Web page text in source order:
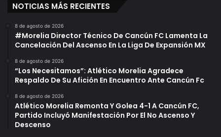
NOTICIAS MÁS RECIENTES
8 de agosto de 2026
#Morelia Director Técnico De Cancún FC Lamenta La
Cancelación Del Ascenso En La Liga De Expansión MX
8 de agosto de 2026
“Los Necesitamos”: Atlético Morelia Agradece
Respaldo De Su Afición En Encuentro Ante Cancún Fc
8 de agosto de 2026
Atlético Morelia Remonta Y Golea 4-1 A Cancún FC,
Partido Incluyó Manifestación Por El No Ascenso Y
Descenso